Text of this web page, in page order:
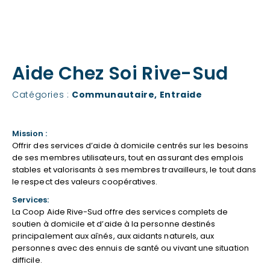
Aide Chez Soi Rive-Sud
Catégories : Communautaire, Entraide
Mission :
Offrir des services d’aide à domicile centrés sur les besoins
de ses membres utilisateurs, tout en assurant des emplois
stables et valorisants à ses membres travailleurs, le tout dans
le respect des valeurs coopératives.
Services:
La Coop Aide Rive-Sud offre des services complets de
soutien à domicile et d’aide à la personne destinés
principalement aux aînés, aux aidants naturels, aux
personnes avec des ennuis de santé ou vivant une situation
difficile.